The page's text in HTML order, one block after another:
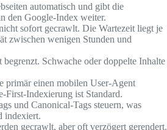
automatisch und gibt die
den Google-Index weiter.
sofort gecrawlt. Die Wartezeit liegt je
zwischen wenigen Stunden und
Schwache oder doppelte Inhalte
primär einen mobilen User-Agent
First-Indexierung ist Standard.
und Canonical-Tags steuern, was
indexiert.
gecrawlt, aber oft verzögert gerendert.